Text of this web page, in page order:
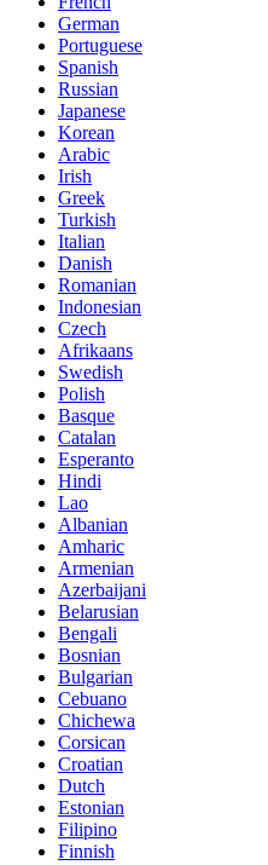
German
Portuguese
Spanish
Russian
Japanese
Korean
Arabic
Irish
Greek
Turkish
Italian
Danish
Romanian
Indonesian
Czech
Afrikaans
Swedish
Polish
Basque
Catalan
Esperanto
Hindi
Lao
Albanian
Amharic
Armenian
Azerbaijani
Belarusian
Bengali
Bosnian
Bulgarian
Cebuano
Chichewa
Corsican
Croatian
Dutch
Estonian
Filipino
Finnish